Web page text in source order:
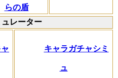
らの盾
レーター
キャラガチャシミ
ュ